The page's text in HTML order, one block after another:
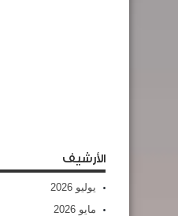
الأرشيف
يوليو 2026
مايو 2026